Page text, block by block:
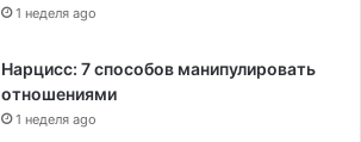
1 неделя ago
Нарцисс: 7 способов манипулировать
отношениями
1 неделя ago